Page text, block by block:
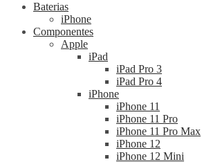
Baterias
iPhone
Componentes
Apple
iPad
iPad Pro 3
iPad Pro 4
iPhone
iPhone 11
iPhone 11 Pro
iPhone 11 Pro Max
iPhone 12
iPhone 12 Mini